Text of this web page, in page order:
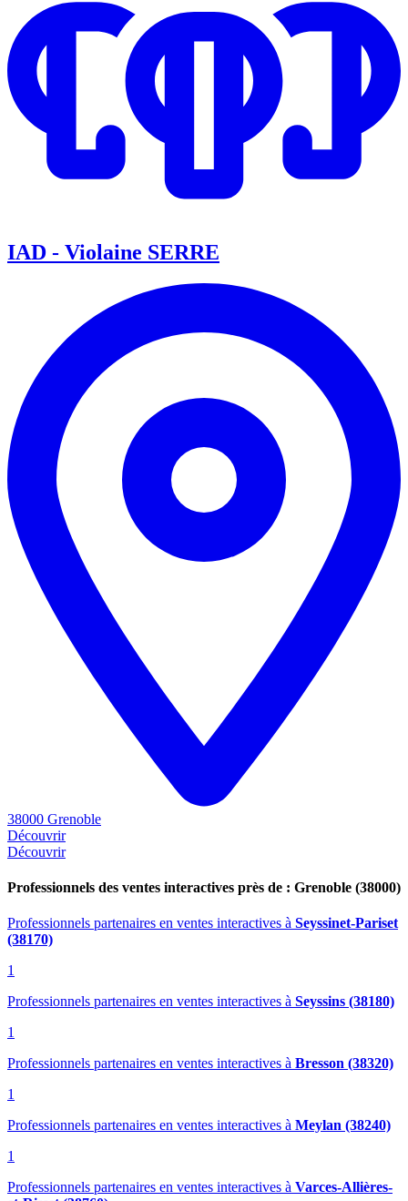
IAD - Violaine SERRE
38000 Grenoble
Découvrir
Découvrir
Professionnels des ventes interactives près de : Grenoble (38000)
Professionnels partenaires en ventes interactives à Seyssinet-Pariset
(38170)
1
Professionnels partenaires en ventes interactives à Seyssins (38180)
1
Professionnels partenaires en ventes interactives à Bresson (38320)
1
Professionnels partenaires en ventes interactives à Meylan (38240)
1
Professionnels partenaires en ventes interactives à Varces-Allières-